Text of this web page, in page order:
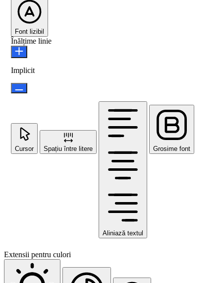
Font lizibil
Înălțime linie
Implicit
Cursor Spațiu între litere
Aliniază textul
Grosime font
Extensii pentru culori